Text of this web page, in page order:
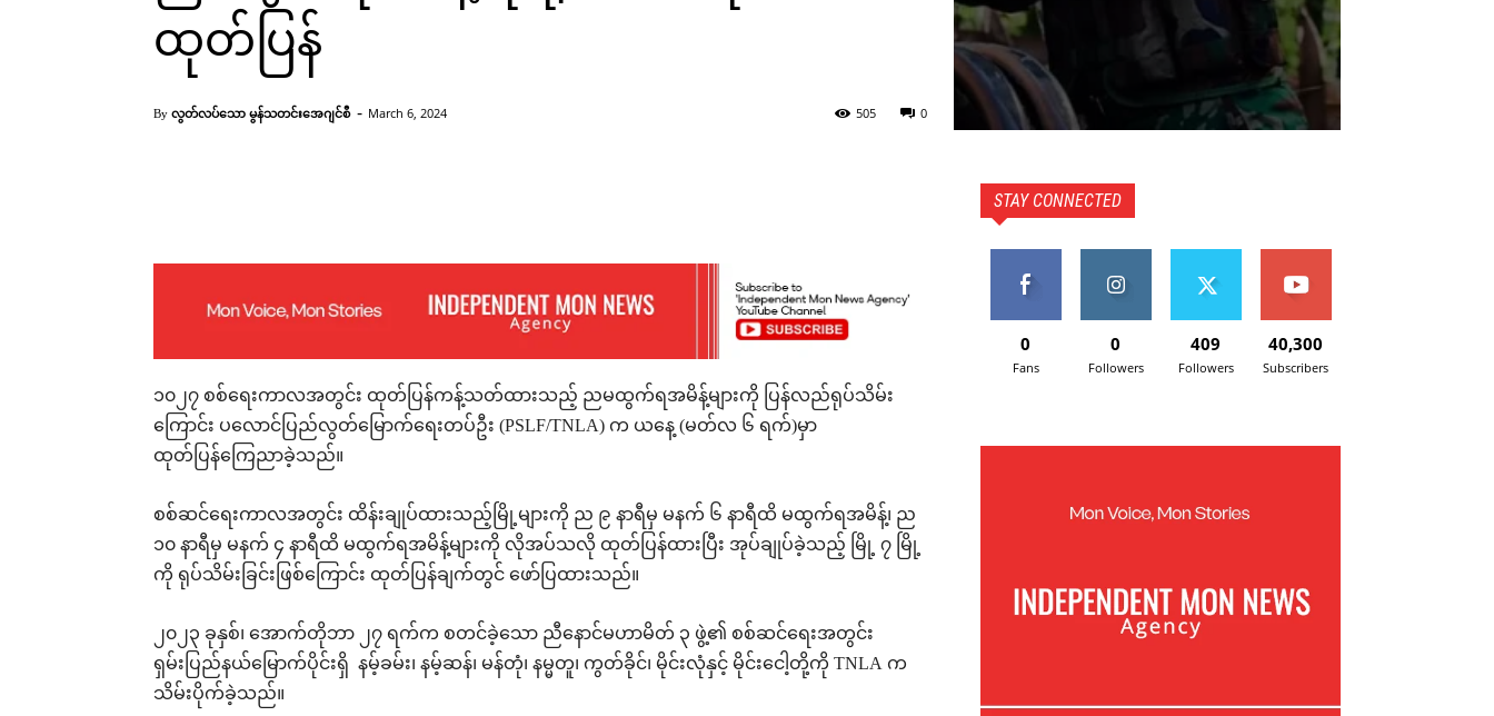
ထုတ်ပြန်
By လွတ်လပ်သော မွန်သတင်းအေဂျင်စီ - March 6, 2024 0
505
၁၀၂၇ စစ်ရေးကာလအတွင်း ထုတ်ပြန်ကန့်သတ်ထားသည့် ညမထွက်ရအမိန့်များကို ပြန်လည်ရုပ်သိမ်း
ကြောင်း ပလောင်ပြည်လွတ်မြောက်ရေးတပ်ဦး (PSLF/TNLA) က ယနေ့ (မတ်လ ၆ ရက်)မှာ
ထုတ်ပြန်ကြေညာခဲ့သည်။
စစ်ဆင်ရေးကာလအတွင်း ထိန်းချုပ်ထားသည့်မြို့များကို ည ၉ နာရီမှ မနက် ၆ နာရီထိ မထွက်ရအမိန့်၊ ည
၁၀ နာရီမှ မနက် ၄ နာရီထိ မထွက်ရအမိန့်များကို လိုအပ်သလို ထုတ်ပြန်ထားပြီး အုပ်ချုပ်ခဲ့သည့် မြို့ ၇ မြို့
ကို ရုပ်သိမ်းခြင်းဖြစ်ကြောင်း ထုတ်ပြန်ချက်တွင် ဖော်ပြထားသည်။
၂၀၂၃ ခုနှစ်၊ အောက်တိုဘာ ၂၇ ရက်က စတင်ခဲ့သော ညီနောင်မဟာမိတ် ၃ ဖွဲ့၏ စစ်ဆင်ရေးအတွင်း
ရှမ်းပြည်နယ်မြောက်ပိုင်းရှိ နမ့်ခမ်း၊ နမ့်ဆန်၊ မန်တုံ၊ နမ္မတူ၊ ကွတ်ခိုင်၊ မိုင်းလုံနှင့် မိုင်းငေါ့တို့ကို TNLA က
သိမ်းပိုက်ခဲ့သည်။
STAY CONNECTED
0
Fans
0
Followers
409
Followers
40,300
Subscribers